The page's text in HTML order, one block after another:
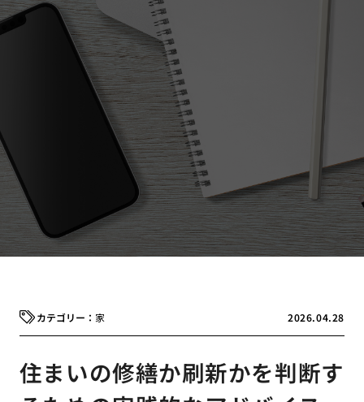
2026.04.28
家
住まいの修繕か刷新かを判断す